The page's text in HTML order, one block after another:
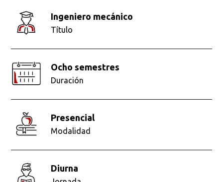
Ingeniero mecánico
Título
Ocho semestres
Duración
presencial
Modalidad
diurna